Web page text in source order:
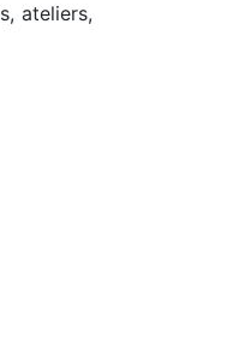
ateliers,